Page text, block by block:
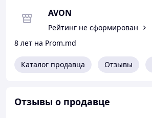
AVON
Рейтинг не сформирован
8 лет на Prom.md
Каталог продавца Отзывы
Отзывы о продавце